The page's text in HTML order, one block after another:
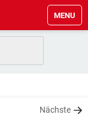
MENU
Nächste